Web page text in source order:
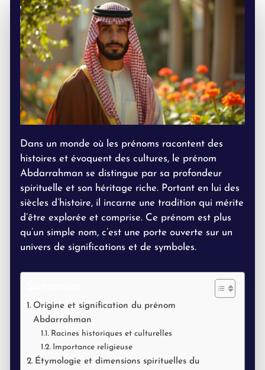
Dans un monde où les prénoms racontent des
histoires et évoquent des cultures, le prénom
Abdarrahman se distingue par sa profondeur
spirituelle et son héritage riche. Portant en lui des
siècles d’histoire, il incarne une tradition qui mérite
d’être explorée et comprise. Ce prénom est plus
qu’un simple nom, c’est une porte ouverte sur un
univers de significations et de symboles.
Origine et signification du prénom
Abdarrahman
Racines historiques et culturelles
Importance religieuse
Étymologie et dimensions spirituelles du